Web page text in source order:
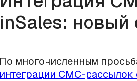
inSales: новый
По многочисленным
интеграции СМС-рассылок